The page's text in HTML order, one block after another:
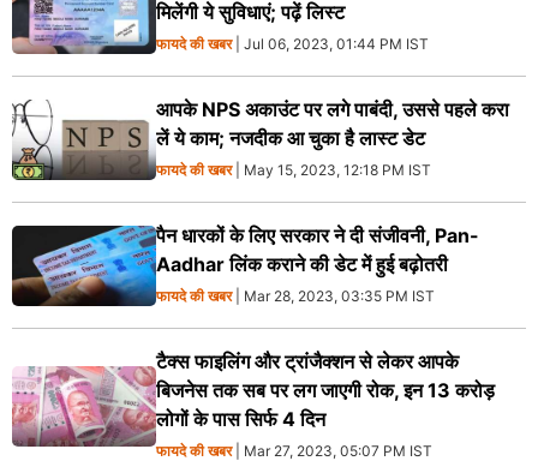
मिलेंगी ये सुविधाएं; पढ़ें लिस्ट
फायदे की खबर| Jul 06, 2023, 01:44 PM IST
आपके NPS अकाउंट पर लगे पाबंदी, उससे पहले करा
लें ये काम; नजदीक आ चुका है लास्ट डेट
फायदे की खबर| May 15, 2023, 12:18 PM IST
पैन धारकों के लिए सरकार ने दी संजीवनी, Pan-
Aadhar लिंक कराने की डेट में हुई बढ़ोतरी
फायदे की खबर| Mar 28, 2023, 03:35 PM IST
टैक्स फाइलिंग और ट्रांजैक्शन से लेकर आपके
बिजनेस तक सब पर लग जाएगी रोक, इन 13 करोड़
लोगों के पास सिर्फ 4 दिन
फायदे की खबर| Mar 27, 2023, 05:07 PM IST